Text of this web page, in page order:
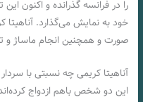
را در فرانسه گذرانده و اکنون
خود به نمایش می‌گذارد. آناهیتا
صورت و همچنین انجام ماساژ و
آناهیتا کریمی چه نسبتی با
این دو شخص باهم ازدواج